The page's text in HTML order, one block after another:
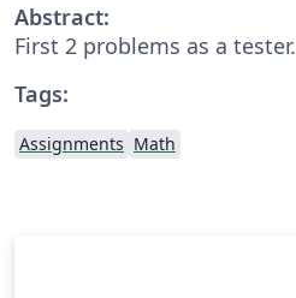
Abstract:
First 2 problems as a tester.
Tags:
Assignments Math